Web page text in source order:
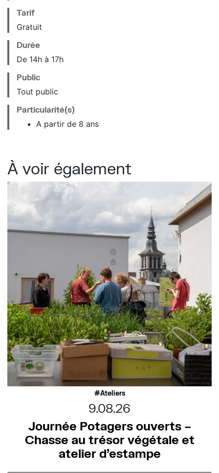
Tarif
Gratuit
Durée
De 14h à 17h
Public
Tout public
Particularité(s)
A partir de 8 ans
À voir également
Ateliers
9.08.26
Journée Potagers ouverts –
Chasse au trésor végétale et
atelier d’estampe